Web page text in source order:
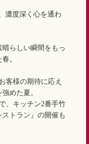
濃度深く心を通わ
らしい瞬間をもっ
。
客様の期待に応え
めた夏。
、キッチン2番手竹
トラン』の開催も